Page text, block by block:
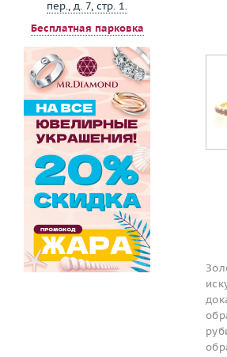
пер., д. 7, стр. 1.
Бесплатная парковка